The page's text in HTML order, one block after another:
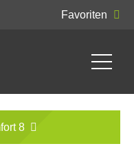
Favoriten
8